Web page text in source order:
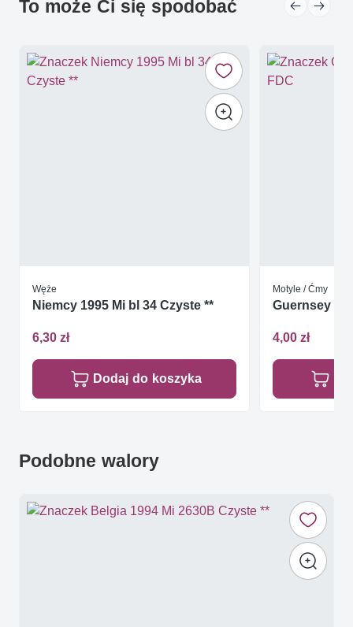
To może Ci się spodobać
Węże
Niemcy 1995 Mi bl 34 Czyste **
6,30 zł
Dodaj do koszyka
Motyle / Ćmy
Guernsey
4,00 zł
Podobne walory